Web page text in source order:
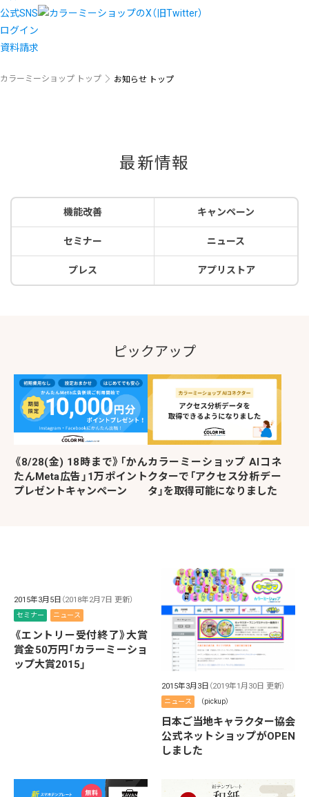
公式SNS
ログイン
資料請求
カラーミーショップ トップ お知らせ トップ
最新情報
機能改善 キャンペーン
セミナー ニュース
プレス アプリストア
ピックアップ
《8/28(金) 18時まで》「かん
たんMeta広告」1万ポイント
プレゼントキャンペーン
カラーミーショップ AIコネ
クターで「アクセス分析デー
タ」を取得可能になりました
2015年3月5日 （2018年2月7日 更新）
セミナー ニュース
《エントリー受付終了》大賞
賞金50万円「カラーミーショ
ップ大賞2015」
2015年3月3日 （2019年1月30日 更新）
ニュース （pickup）
日本ご当地キャラクター協会
公式ネットショップがOPEN
しました